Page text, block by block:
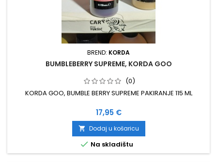
BREND: KORDA
BUMBLEBERRY SUPREME, KORDA GOO
(0)
KORDA GOO, BUMBLE BERRY SUPREME PAKIRANJE 115 ML
Cijena
17,95 €
 Dodaj u košaricu
 Na skladištu